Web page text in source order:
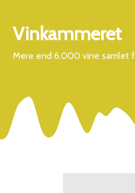
Vinkammeret
Mere end 6.000 vine samlet